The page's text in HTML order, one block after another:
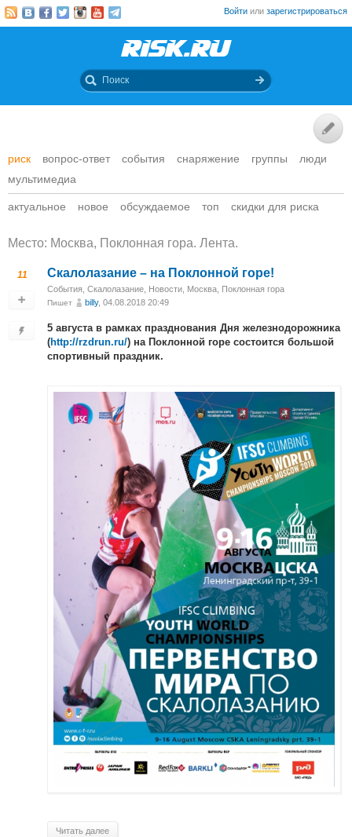
Войти или зарегистрироваться
риск вопрос-ответ события снаряжение группы
люди
мультимедиа
актуальное новое обсуждаемое топ скидки для риска
Место: Москва, Поклонная гора. Лента.
11 Скалолазание – на Поклонной горе!
События Скалолазание Новости Москва, Поклонная гора
Пишет billy, 04.08.2018 20:49
5 августа в рамках празднования Дня железнодорожника
(http://rzdrun.ru/) на Поклонной горе состоится большой
спортивный праздник.
Читать далее